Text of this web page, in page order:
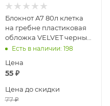
Блокнот А7 80л клетка
на гребне пластиковая
обложка VELVET черный
80Б7В1гр_01601
Есть в наличии: 198
Цена
55₽
Цена до скидки
77₽